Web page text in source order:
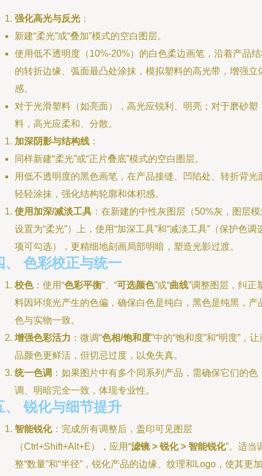
强化高光与反光 ：
新建“柔光”或“叠加”模式的空白图层。
使用低不透明度（10%-20%）的白色柔边画笔，沿着产品
的转折边缘、弧面最凸处涂抹，模拟塑料的高光带，增强立
感。
对于光滑塑料（如亮面），高光应锐利、明亮；对于磨砂塑
料，高光应柔和、分散。
加深阴影与结构线 ：
同样新建“柔光”或“正片叠底”模式的空白图层。
用低不透明度的黑色画笔，在产品接缝、凹陷处、转折背光
轻轻涂抹，强化结构轮廓和体积感。
使用加深/减淡工具 ：在新建的中性灰图层（50%灰，图层
设置为“柔光”）上，使用“加深工具”和“减淡工具”（保护色调
项可勾选），更精细地刻画局部明暗，塑造光影过渡。
、 色彩校正与统一
校色：使用“色彩平衡”、“可选颜色”或“曲线”调整图层，纠正
料因环境光产生的色偏，确保白色是纯白，黑色是纯黑，产
色与实物一致。
增强色彩活力 ：微调“色相/饱和度”中的“饱和度”和“明度”，让
品颜色更鲜活，但切忌过度，以免失真。
统一色调 ：如果图片中有多个同系列产品，需确保它们的色
调、明暗完全一致，体现专业性。
、 锐化与细节提升
智能锐化：完成所有调整后，盖印可见图层
（Ctrl+Shift+Alt+E），应用“滤镜 > 锐化 > 智能锐化”。适当
整“数量”和“半径”，锐化产品的边缘、纹理和Logo，使其更加